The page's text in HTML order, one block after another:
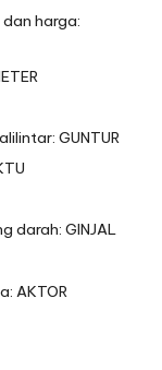
harga:
GUNTUR
darah: GINJAL
AKTOR